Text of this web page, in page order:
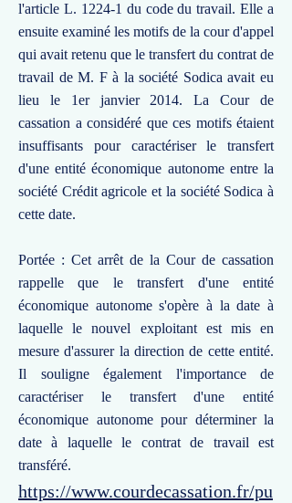
l'article L. 1224-1 du code du travail. Elle a
ensuite examiné les motifs de la cour d'appel
qui avait retenu que le transfert du contrat de
travail de M. F à la société Sodica avait eu
lieu le 1er janvier 2014. La Cour de
cassation a considéré que ces motifs étaient
insuffisants pour caractériser le transfert
d'une entité économique autonome entre la
société Crédit agricole et la société Sodica à
cette date.
Portée : Cet arrêt de la Cour de cassation
rappelle que le transfert d'une entité
économique autonome s'opère à la date à
laquelle le nouvel exploitant est mis en
mesure d'assurer la direction de cette entité.
Il souligne également l'importance de
caractériser le transfert d'une entité
économique autonome pour déterminer la
date à laquelle le contrat de travail est
transféré.
https://www.courdecassation.fr/pu